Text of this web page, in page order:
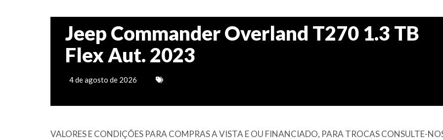
Jeep Commander Overland T270 1.3 TB
Flex Aut. 2023
4 de agosto de 2026
VALORES E CONDIÇÕES PARA COMPRAS A VISTA E OU FINANCIADO, PARA TROCAS CONSULTE-